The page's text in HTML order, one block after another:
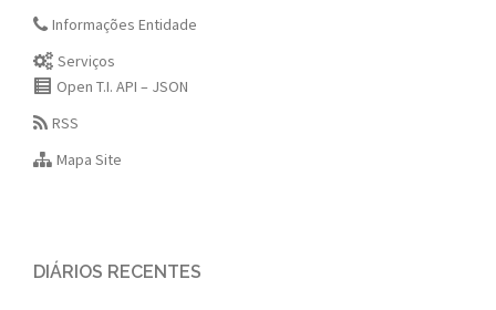
Informações Entidade
Serviços
Open T.I. API – JSON
RSS
Mapa Site
DIÁRIOS RECENTES